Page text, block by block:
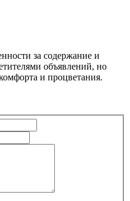
за содержание и
объявлений, но
и процветания.